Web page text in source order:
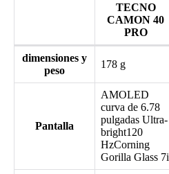
TECNO
CAMON 40
PRO
dimensiones y
peso
178 g
Pantalla
AMOLED
curva de 6.78
pulgadas Ultra-
bright120
HzCorning
Gorilla Glass 7i